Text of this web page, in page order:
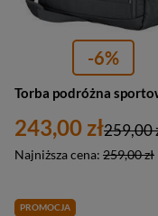
-6%
243,00 zł
Najniższa cena: 259,00 zł
259,00
PROMOCJA